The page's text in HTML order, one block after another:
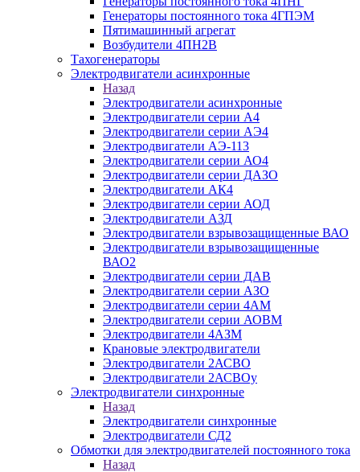
Генераторы постоянного тока 4ГПЭМ
Пятимашинный агрегат
Возбудители 4ПН2В
Тахогенераторы
Электродвигатели асинхронные
Назад
Электродвигатели асинхронные
Электродвигатели серии А4
Электродвигатели серии АЭ4
Электродвигатели АЭ-113
Электродвигатели серии АО4
Электродвигатели серии ДАЗО
Электродвигатели АК4
Электродвигатели серии АОД
Электродвигатели АЗД
Электродвигатели взрывозащищенные ВАО
Электродвигатели взрывозащищенные
ВАО2
Электродвигатели серии ДАВ
Электродвигатели серии АЗО
Электродвигатели серии 4АМ
Электродвигатели серии АОВМ
Электродвигатели 4АЗМ
Крановые электродвигатели
Электродвигатели 2АСВО
Электродвигатели 2АСВОу
Электродвигатели синхронные
Назад
Электродвигатели синхронные
Электродвигатели СД2
Обмотки для электродвигателей постоянного тока
Назад